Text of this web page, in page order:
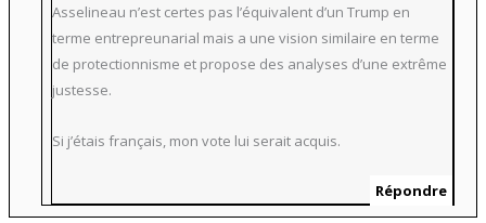
Asselineau n’est certes pas l’équivalent d’un Trump en
terme entrepreunarial mais a une vision similaire en terme
de protectionnisme et propose des analyses d’une extrême
justesse.
Si j’étais français, mon vote lui serait acquis.
Répondre